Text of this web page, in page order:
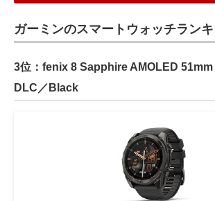
ガーミンのスマートウォッチラン
3位：fenix 8 Sapphire AMOLED
DLC／Black